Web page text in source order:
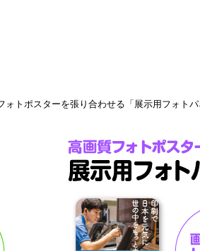
トポスターを張り合わせる「展示用フォト